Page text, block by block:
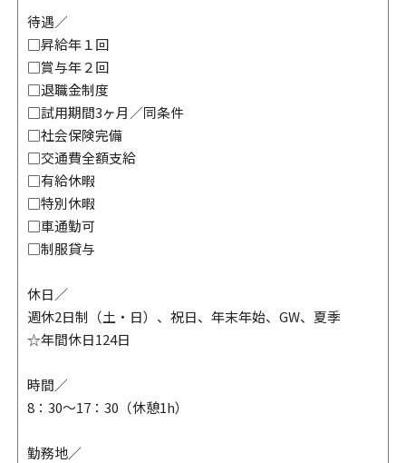
待遇／
□昇給年１回
□賞与年２回
□退職金制度
□試用期間3ヶ月／同条件
□社会保険完備
□交通費全額支給
□有給休暇
□特別休暇
□車通勤可
□制服貸与
休日／
週休2日制（土・日）、祝日、年末年始、GW、夏季
☆年間休日124日
時間／
8：30～17：30（休憩1h）
勤務地／